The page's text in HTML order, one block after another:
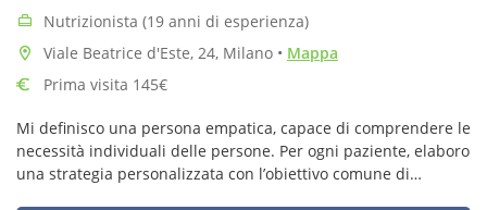
Nutrizionista (19 anni di esperienza)
Viale Beatrice d'Este, 24, Milano • Mappa
Prima visita 145€
Mi definisco una persona empatica, capace di comprendere le
necessità individuali delle persone. Per ogni paziente, elaboro
una strategia personalizzata con l’obiettivo comune di